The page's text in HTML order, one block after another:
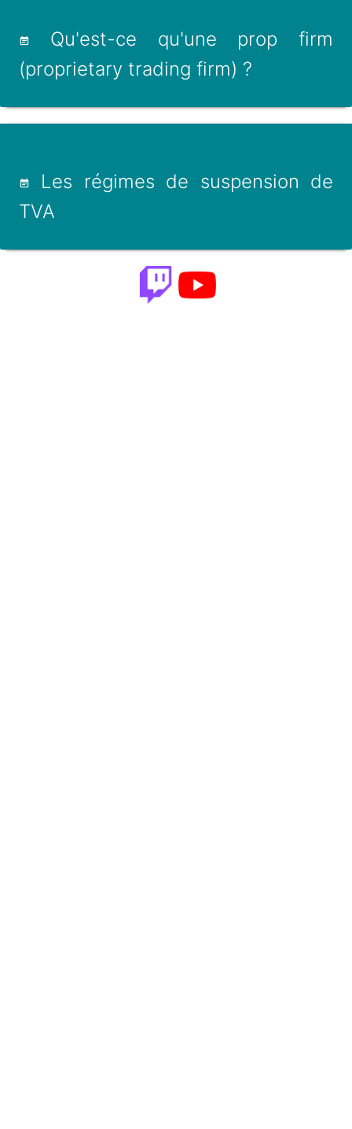
Qu'est-ce qu'une prop firm
(proprietary trading firm) ?
Les régimes de suspension de
TVA